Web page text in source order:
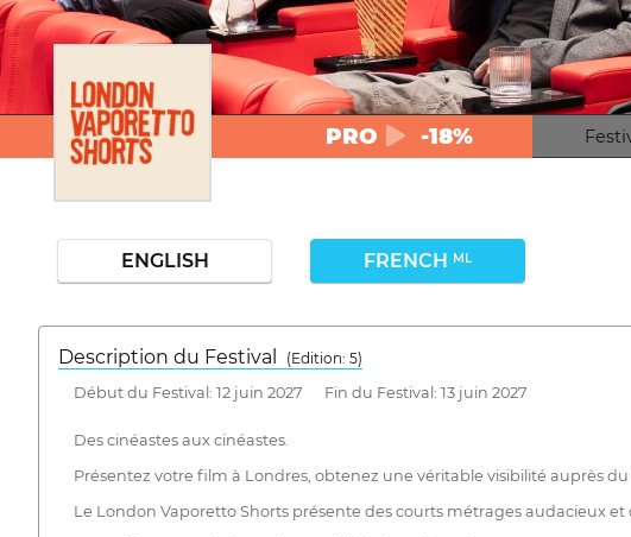
PRO -18%
ENGLISH FRENCH ML
Description du Festival
( Edition: 5)
Début du Festival: 12 juin 2027 Fin du Festival: 13 juin 2027
Des cinéastes aux cinéastes.
Présentez votre film à Londres, obtenez une véritable visibilité auprès
Le London Vaporetto Shorts présente des courts métrages audacieux